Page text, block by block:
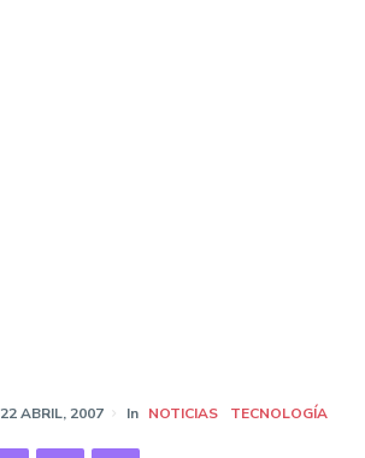
22 ABRIL, 2007 In NOTICIAS TECNOLOGÍA